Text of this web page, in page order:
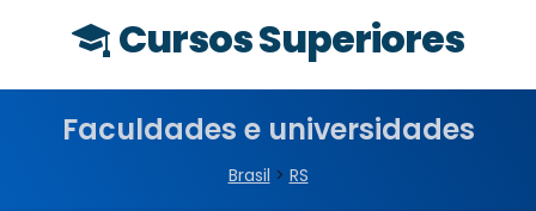
Cursos Superiores
Faculdades e universidades
Brasil > RS